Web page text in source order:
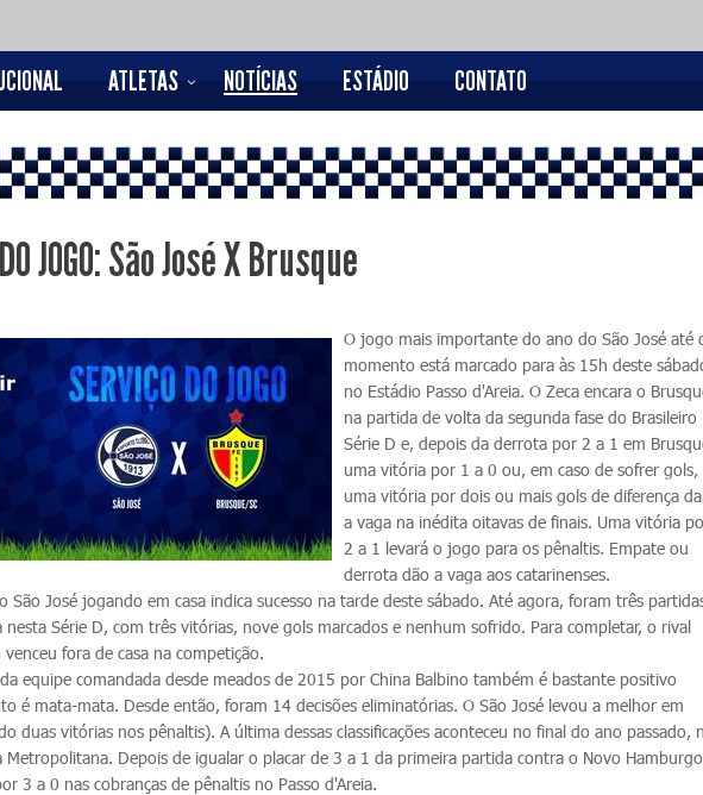
ATLETAS NOTÍCIAS ESTÁDIO CONTATO
JOGO: São José X Brusque
O jogo mais importante do ano do São José até
momento está marcado para às 15h deste
no Estádio Passo d'Areia. O Zeca encara o
na partida de volta da segunda fase do Brasileiro
Série D e, depois da derrota por 2 a 1 em
uma vitória por 1 a 0 ou, em caso de sofrer gols,
uma vitória por dois ou mais gols de diferença
a vaga na inédita oitavas de finais. Uma vitória
2 a 1 levará o jogo para os pênaltis. Empate ou
derrota dão a vaga aos catarinenses.
São José jogando em casa indica sucesso na tarde deste sábado. Até agora, foram três
nesta Série D, com três vitórias, nove gols marcados e nenhum sofrido. Para completar, o rival
fora de casa na competição.
equipe comandada desde meados de 2015 por China Balbino também é bastante positivo
é mata-mata. Desde então, foram 14 decisões eliminatórias. O São José levou a melhor em
duas vitórias nos pênaltis). A última dessas classificações aconteceu no final do ano passado,
Metropolitana. Depois de igualar o placar de 3 a 1 da primeira partida contra o Novo
3 a 0 nas cobranças de pênaltis no Passo d'Areia.